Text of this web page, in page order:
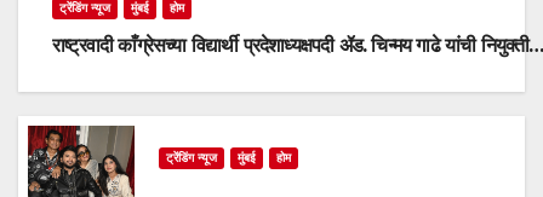
ट्रेंडिंग न्यूज मुंबई होम
राष्ट्रवादी काँग्रेसच्या विद्यार्थी प्रदेशाध्यक्षपदी ॲड. चिन्मय गाढे यांची नियुक्ती…
ट्रेंडिंग न्यूज मुंबई होम